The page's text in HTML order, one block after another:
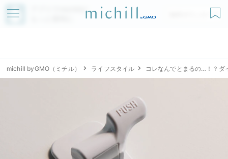
アプリでmichillが
無料ダウンロード
michill byGMO（ミチル） ライフスタイル コレなんでとまるの…！？ダ